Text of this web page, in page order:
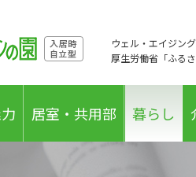
ウェル・エイジン
厚生労働省「ふる
居室・共用部 暮らし